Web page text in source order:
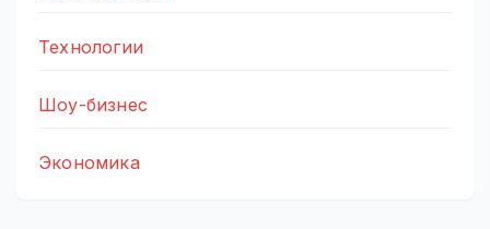
Технологии
Шоу-бизнес
Экономика